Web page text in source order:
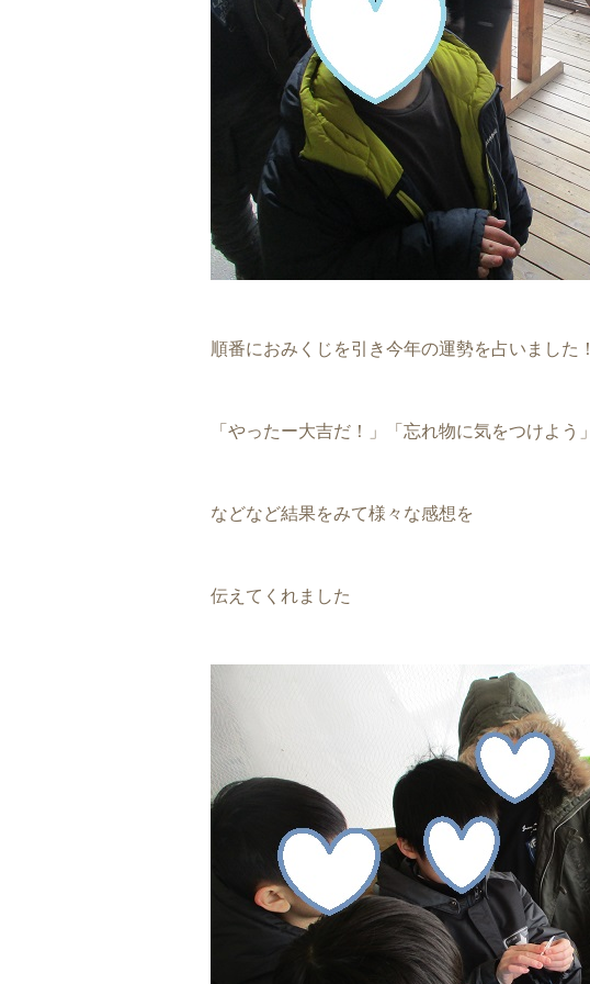
順番におみくじを引き今年の運勢を占いました！
「やったー大吉だ！」「忘れ物に気をつけよう」
などなど結果をみて様々な感想を
伝えてくれました